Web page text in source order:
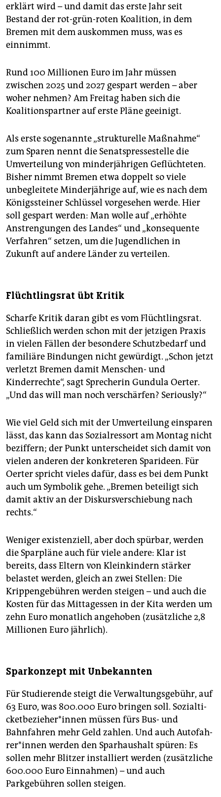
erklärt wird – und damit das erste Jahr seit
Bestand der rot-grün-roten Koalition, in dem
Bremen mit dem auskommen muss, was es
einnimmt.
Rund 100 Millionen Euro im Jahr müssen
zwischen 2025 und 2027 gespart werden – aber
woher nehmen? Am Freitag haben sich die
Koalitionspartner auf erste Pläne geeinigt.
Als erste sogenannte „strukturelle Maßnahme“
zum Sparen nennt die Senatspressestelle die
Umverteilung von minderjährigen Geflüchteten.
Bisher nimmt Bremen etwa doppelt so viele
unbegleitete Minderjährige auf, wie es nach dem
Königssteiner Schlüssel vorgesehen werde. Hier
soll gespart werden: Man wolle auf „erhöhte
Anstrengungen des Landes“ und „konsequente
Verfahren“ setzen, um die Jugendlichen in
Zukunft auf andere Länder zu verteilen.
Flüchtlingsrat übt Kritik
Scharfe Kritik daran gibt es vom Flüchtlingsrat.
Schließlich werden schon mit der jetzigen Praxis
in vielen Fällen der besondere Schutzbedarf und
familiäre Bindungen nicht gewürdigt. „Schon jetzt
verletzt Bremen damit Menschen- und
Kinderrechte“, sagt Sprecherin Gundula Oerter.
„Und das will man noch verschärfen? Seriously?“
Wie viel Geld sich mit der Umverteilung einsparen
lässt, das kann das Sozialressort am Montag nicht
beziffern; der Punkt unterscheidet sich damit von
vielen anderen der konkreteren Sparideen. Für
Oerter spricht vieles dafür, dass es bei dem Punkt
auch um Symbolik gehe. „Bremen beteiligt sich
damit aktiv an der Diskursverschiebung nach
rechts.“
Weniger existenziell, aber doch spürbar, werden
die Sparpläne auch für viele andere: Klar ist
bereits, dass Eltern von Kleinkindern stärker
belastet werden, gleich an zwei Stellen: Die
Krippengebühren werden steigen – und auch die
Kosten für das Mittagessen in der Kita werden um
zehn Euro monatlich angehoben (zusätzliche 2,8
Millionen Euro jährlich).
Sparkonzept mit Unbekannten
Für Studierende steigt die Verwaltungsgebühr, auf
63 Euro, was 800.000 Euro bringen soll. So­zi­al­ti­
cket­be­zie­he­r*in­nen müssen fürs Bus- und
Bahnfahren mehr Geld zahlen. Und auch Au­to­fah­
re­r*in­nen werden den Sparhaushalt spüren: Es
sollen mehr Blitzer installiert werden (zusätzliche
600.000 Euro Einnahmen) – und auch
Parkgebühren sollen steigen.